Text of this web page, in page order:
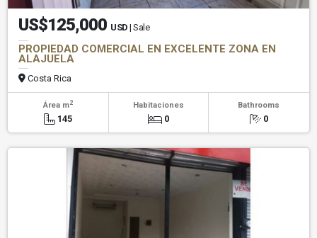
US$125,000 USD | Sale
PROPIEDAD COMERCIAL EN EXCELENTE ZONA EN
ALAJUELA
Costa Rica
Área m2
145
Habitaciones
0
Bathrooms
0